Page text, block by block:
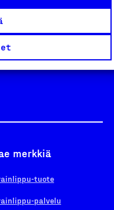
merkkiä
tuote
palvelu